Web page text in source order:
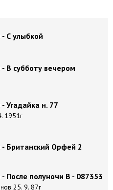
С улыбкой
В субботу вечером
Угадайка н. 77
1951г
Британский Орфей 2
После полуночи В - 087353
25. 9. 87г